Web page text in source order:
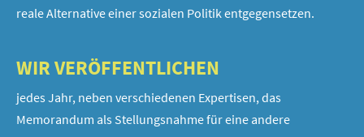
reale Alternative einer sozialen Politik entgegensetzen.
WIR VERÖFFENTLICHEN
jedes Jahr, neben verschiedenen Expertisen, das
Memorandum als Stellungsnahme für eine andere